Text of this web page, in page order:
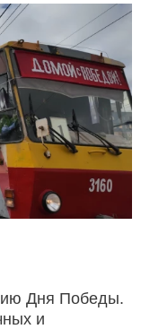
Дня Победы.
и